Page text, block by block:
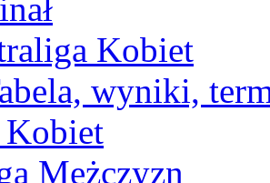
Kobiet
wyniki,
Mężczyzn